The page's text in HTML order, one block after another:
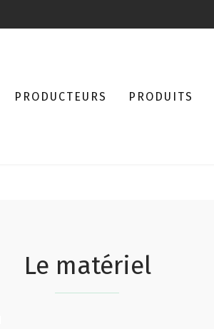
PRODUCTEURS PRODUITS
Le matériel